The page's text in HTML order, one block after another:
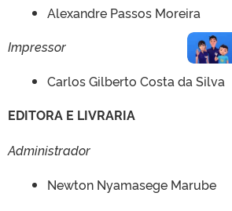
Alexandre Passos Moreira
Impressor
Carlos Gilberto Costa da Silva
EDITORA E LIVRARIA
Administrador
Newton Nyamasege Marube